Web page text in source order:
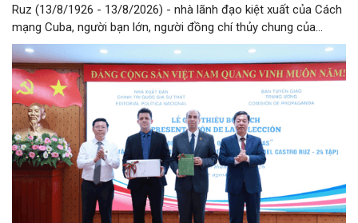
Ruz (13/8/1926 - 13/8/2026) - nhà lãnh đạo kiệt xuất của Cách
mạng Cuba, người bạn lớn, người đồng chí thủy chung của
Đảng, Nhà nước và nhân dân Việt Nam, chiều 5/8, tại Hà Nội,
Nhà xuất bản Chính trị quốc gia Sự thật phối hợp với Ban Tuyên
giáo Trung ương tổ chức Lễ giới thiệu bộ sách “Tuyển tập các
tác phẩm chọn lọc của Tổng Tư lệnh Fidel Castro Ruz” gồm 24
tập bằng tiếng Tây Ban Nha.